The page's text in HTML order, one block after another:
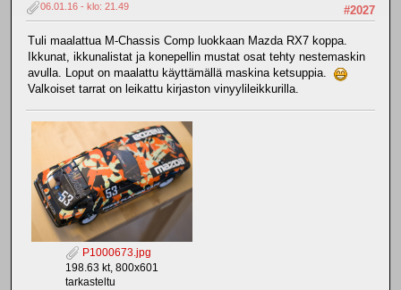
#2027
06.01.16 - klo: 21.49
Tuli maalattua M-Chassis Comp luokkaan Mazda RX7 koppa.
Ikkunat, ikkunalistat ja konepellin mustat osat tehty nestemaskin
avulla. Loput on maalattu käyttämällä maskina ketsuppia.
Valkoiset tarrat on leikattu kirjaston vinyylileikkurilla.
P1000673.jpg
198.63 kt, 800x601
tarkasteltu